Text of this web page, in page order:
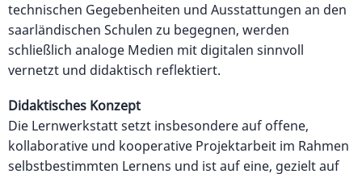
technischen Gegebenheiten und Ausstattungen an den
saarländischen Schulen zu begegnen, werden
schließlich analoge Medien mit digitalen sinnvoll
vernetzt und didaktisch reflektiert.
Didaktisches Konzept
Die Lernwerkstatt setzt insbesondere auf offene,
kollaborative und kooperative Projektarbeit im Rahmen
selbstbestimmten Lernens und ist auf eine, gezielt auf